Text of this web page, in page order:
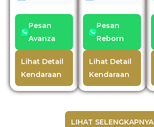
Pesan
Avanza
Lihat Detail
Kendaraan
Pesan
Reborn
Lihat Detail
Kendaraan
LIHAT SELENGKAPNYA